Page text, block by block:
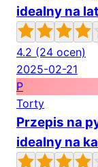
idealny na
4.2 (24 ocen)
2025-02-21
P
Torty
Przepis na
idealny na